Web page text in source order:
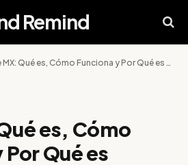
Remind
Qué es, Cómo Funciona y Por Qué es Importante en México
es, Cómo
Qué es